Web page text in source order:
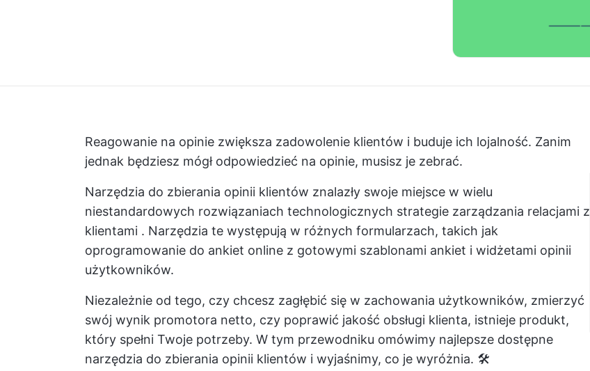
Reagowanie na opinie zwiększa zadowolenie klientów i buduje ich lojalność. Zanim
jednak będziesz mógł odpowiedzieć na opinie, musisz je zebrać.
Narzędzia do zbierania opinii klientów znalazły swoje miejsce w wielu
niestandardowych rozwiązaniach technologicznych strategie zarządzania relacjami z
klientami . Narzędzia te występują w różnych formularzach, takich jak
oprogramowanie do ankiet online z gotowymi szablonami ankiet i widżetami opinii
użytkowników.
Niezależnie od tego, czy chcesz zagłębić się w zachowania użytkowników, zmierzyć
swój wynik promotora netto, czy poprawić jakość obsługi klienta, istnieje produkt,
który spełni Twoje potrzeby. W tym przewodniku omówimy najlepsze dostępne
narzędzia do zbierania opinii klientów i wyjaśnimy, co je wyróżnia. 🛠️